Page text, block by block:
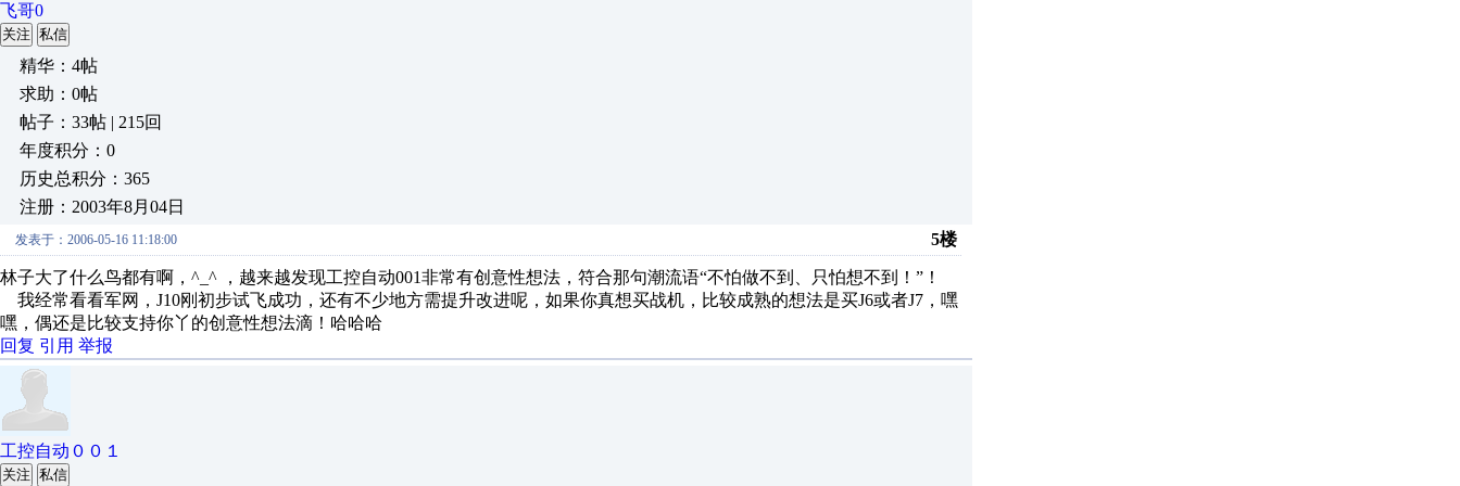
飞哥0
关注 私信
精华：4帖
求助：0帖
帖子：33帖 | 215回
年度积分：0
历史总积分：365
注册：2003年8月04日
发表于：2006-05-16 11:18:00 5楼
林子大了什么鸟都有啊，^_^ ，越来越发现工控自动001非常有创意性想法，符合那句潮流语“不怕做不到、只怕想不到！”！
我经常看看军网，J10刚初步试飞成功，还有不少地方需提升改进呢，如果你真想买战机，比较成熟的想法是买J6或者J7，嘿
嘿，偶还是比较支持你丫的创意性想法滴！哈哈哈
回复 引用 举报
工控自动００１
关注 私信